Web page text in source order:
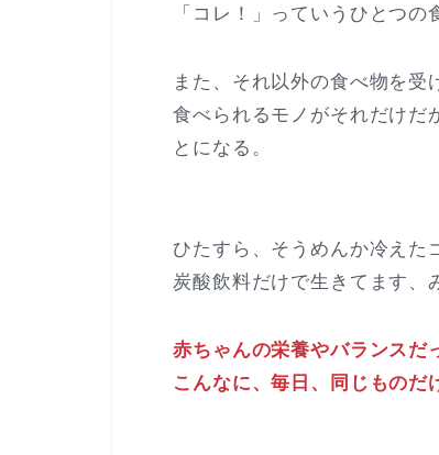
「コレ！」っていうひとつ
また、それ以外の食べ物を受
食べられるモノがそれだけだ
とになる。
ひたすら、そうめんか冷えた
炭酸飲料だけで生きてます、
赤ちゃんの栄養やバランスだ
こんなに、毎日、同じものだ